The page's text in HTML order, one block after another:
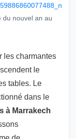
du nouvel an au
les charmantes
le
tables. Le
dans le
à Marrakech